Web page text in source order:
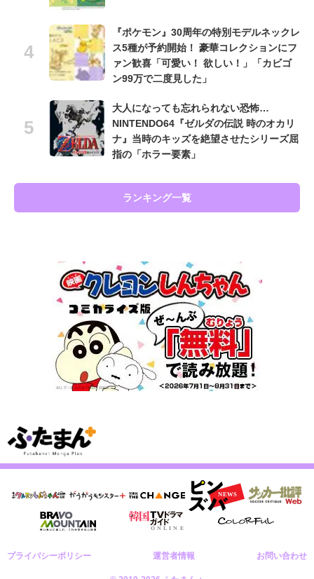
『ポケモン』30周年の特別モデルネックレ
ス5種が予約開始！ 豪華コレクションにフ
ァン歓喜「可愛い！ 欲しい！」「カビゴ
ン99万で二度見した」
大人になっても忘れられない恐怖…
NINTENDO64『ゼルダの伝説 時のオカリ
ナ』当時のキッズを絶望させたシリーズ屈
指の「ホラー要素」
ランキング一覧
プライバシーポリシー 運営者情報 お問い合わせ